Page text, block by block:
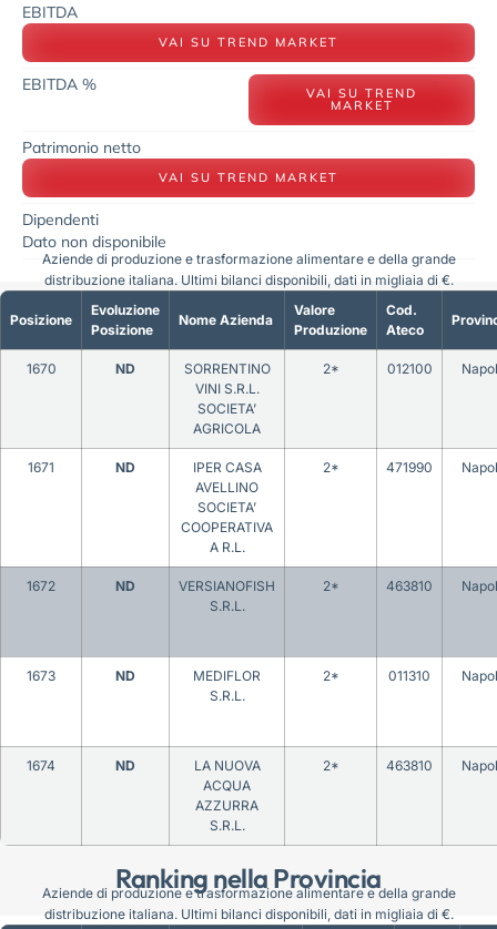
EBITDA
VAI SU TREND MARKET
EBITDA % VAI SU TREND
MARKET
Patrimonio netto
VAI SU TREND MARKET
Dipendenti
Dato non disponibile
Ranking nella Provincia
Posizione
Evoluzione
Posizione
Nome Azienda
Valore
Produzione
Cod.
Ateco
1670 ND
SORRENTINO
VINI S.R.L.
SOCIETA’
AGRICOLA
2* 012100
1671 ND
IPER CASA
AVELLINO
SOCIETA’
COOPERATIVA
A R.L.
2* 471990
1672 ND
VERSIANOFISH
S.R.L.
2* 463810
1673 ND
MEDIFLOR
S.R.L.
2* 011310
1674 ND
LA NUOVA
ACQUA
AZZURRA
S.R.L.
2* 463810
Aziende di produzione e trasformazione alimentare e della grande
distribuzione italiana. Ultimi bilanci disponibili, dati in migliaia di €.
Aziende di produzione e trasformazione alimentare e della grande
distribuzione italiana. Ultimi bilanci disponibili, dati in migliaia di €.